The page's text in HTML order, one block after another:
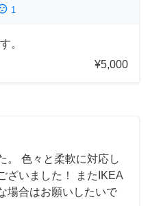
1
。
¥5,000
。 色々と柔軟に対応し
ざいました！ またIKEA
場合はお願いしたいで